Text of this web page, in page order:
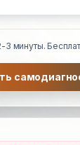
3 минуты.